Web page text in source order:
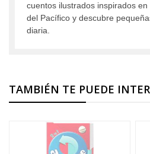
cuentos ilustrados inspirados
del Pacífico y descubre
diaria.
TAMBIÉN TE PUEDE